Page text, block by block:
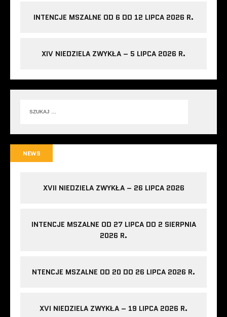
INTENCJE MSZALNE OD 6 DO 12 LIPCA 2026 R.
XIV NIEDZIELA ZWYKŁA – 5 LIPCA 2026 R.
NEWS
XVII NIEDZIELA ZWYKŁA – 26 LIPCA 2026
INTENCJE MSZALNE OD 27 LIPCA DO 2 SIERPNIA
2026 R.
NTENCJE MSZALNE OD 20 DO 26 LIPCA 2026 R.
XVI NIEDZIELA ZWYKŁA – 19 LIPCA 2026 R.